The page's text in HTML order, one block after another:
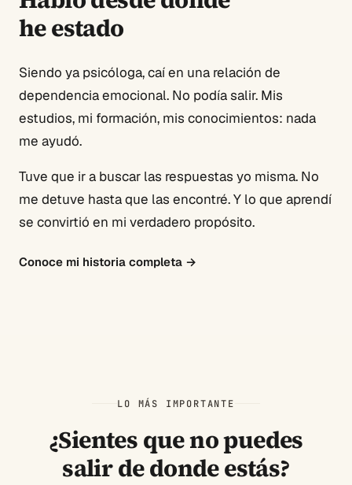
he estado
Siendo ya psicóloga, caí en una relación de
dependencia emocional. No podía salir. Mis
estudios, mi formación, mis conocimientos: nada
me ayudó.
Tuve que ir a buscar las respuestas yo misma. No
me detuve hasta que las encontré. Y lo que aprendí
se convirtió en mi verdadero propósito.
Conoce mi historia completa →
LO MÁS IMPORTANTE
¿Sientes que no puedes
salir de donde estás?